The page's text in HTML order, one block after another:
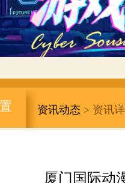
前位置 资讯